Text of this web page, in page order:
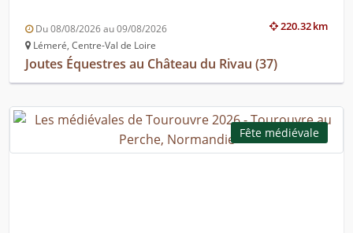
220.32 km
Du 08/08/2026 au 09/08/2026
Lémeré, Centre-Val de Loire
Joutes Équestres au Château du Rivau (37)
Fête médiévale